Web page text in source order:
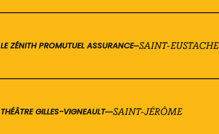
LE ZÉNITH PROMUTUEL ASSURANCE SAINT-EUSTACHE
THÉÂTRE GILLES-VIGNEAULT SAINT-JÉRÔME